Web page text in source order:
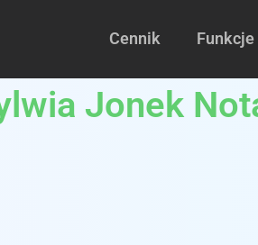
Cennik Funkcje
Jonek